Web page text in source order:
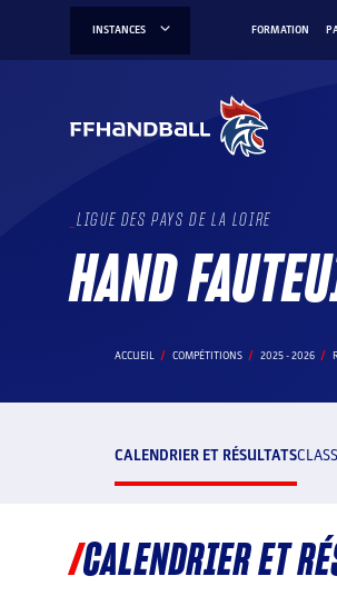
INSTANCES FORMATION
LIGUE DES PAYS DE LA LOIRE
HAND
ACCUEIL COMPÉTITIONS 2025 - 2026
CALENDRIER ET RÉSULTATS
CALENDRIER ET